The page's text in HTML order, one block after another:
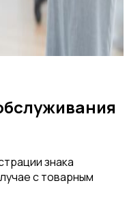
знака
с товарным